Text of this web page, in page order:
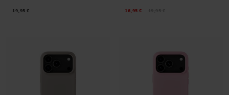
19,95 € 16,95 €